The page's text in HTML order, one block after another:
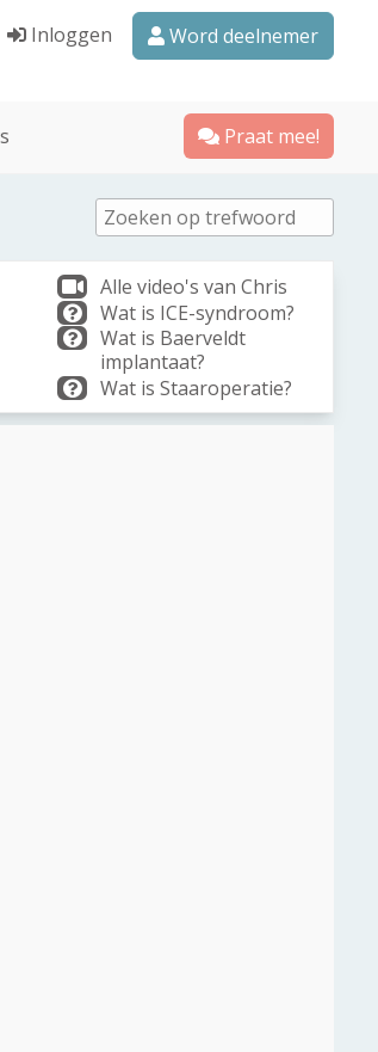
Inloggen Word deelnemer
Praat mee!
Alle video's van Chris
Wat is ICE-syndroom?
Wat is Baerveldt
implantaat?
Wat is Staaroperatie?